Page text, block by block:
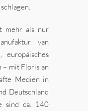
mehr als nur
van
– mit Floris an
Medien in
Deutschland
sind ca. 140